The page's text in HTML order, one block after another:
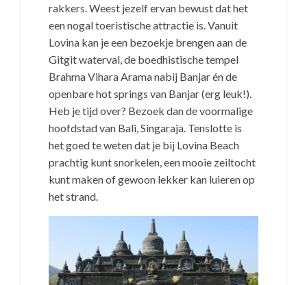
rakkers. Weest jezelf ervan bewust dat het
een nogal toeristische attractie is. Vanuit
Lovina kan je een bezoekje brengen aan de
Gitgit waterval, de boedhistische tempel
Brahma Vihara Arama nabij Banjar én de
openbare hot springs van Banjar (erg leuk!).
Heb je tijd over? Bezoek dan de voormalige
hoofdstad van Bali, Singaraja. Tenslotte is
het goed te weten dat je bij Lovina Beach
prachtig kunt snorkelen, een mooie zeiltocht
kunt maken of gewoon lekker kan luieren op
het strand.